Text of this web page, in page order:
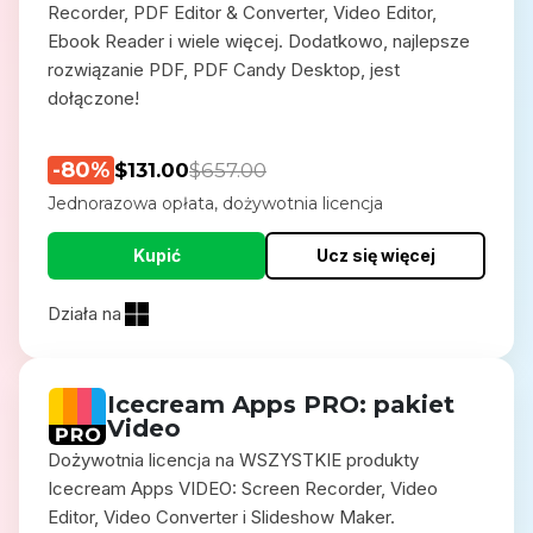
Recorder, PDF Editor & Converter, Video Editor,
Ebook Reader i wiele więcej. Dodatkowo, najlepsze
rozwiązanie PDF, PDF Candy Desktop, jest
dołączone!
-80% $131.00$657.00
Jednorazowa opłata, dożywotnia licencja
Kupić Ucz się więcej
Działa na
Icecream Apps PRO: pakiet
Video
Dożywotnia licencja na WSZYSTKIE produkty
Icecream Apps VIDEO: Screen Recorder, Video
Editor, Video Converter i Slideshow Maker.